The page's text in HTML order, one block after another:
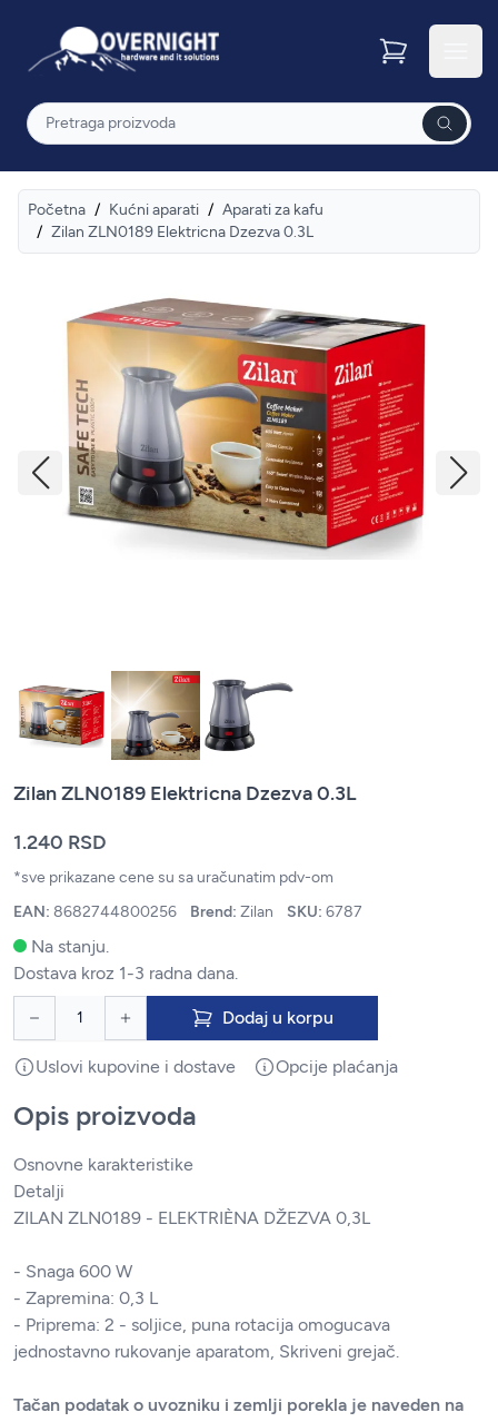
Overnight
Pretraga
Početna / Kućni aparati / Aparati za kafu
/ Zilan ZLN0189 Elektricna Dzezva 0.3L
Zilan ZLN0189 Elektricna Dzezva 0.3L
1.240 RSD
*sve prikazane cene su sa uračunatim pdv-om
EAN: 8682744800256 Brend: Zilan SKU: 6787
Na stanju.
Dostava kroz 1-3 radna dana.
Dodaj u korpu
Uslovi kupovine i dostave Opcije plaćanja
Opis proizvoda
Osnovne karakteristike
Detalji
ZILAN ZLN0189 - ELEKTRIÈNA DŽEZVA 0,3L
- Snaga 600 W
- Zapremina: 0,3 L
- Priprema: 2 - soljice, puna rotacija omogucava
jednostavno rukovanje aparatom, Skriveni grejač.
Tačan podatak o uvozniku i zemlji porekla je naveden na